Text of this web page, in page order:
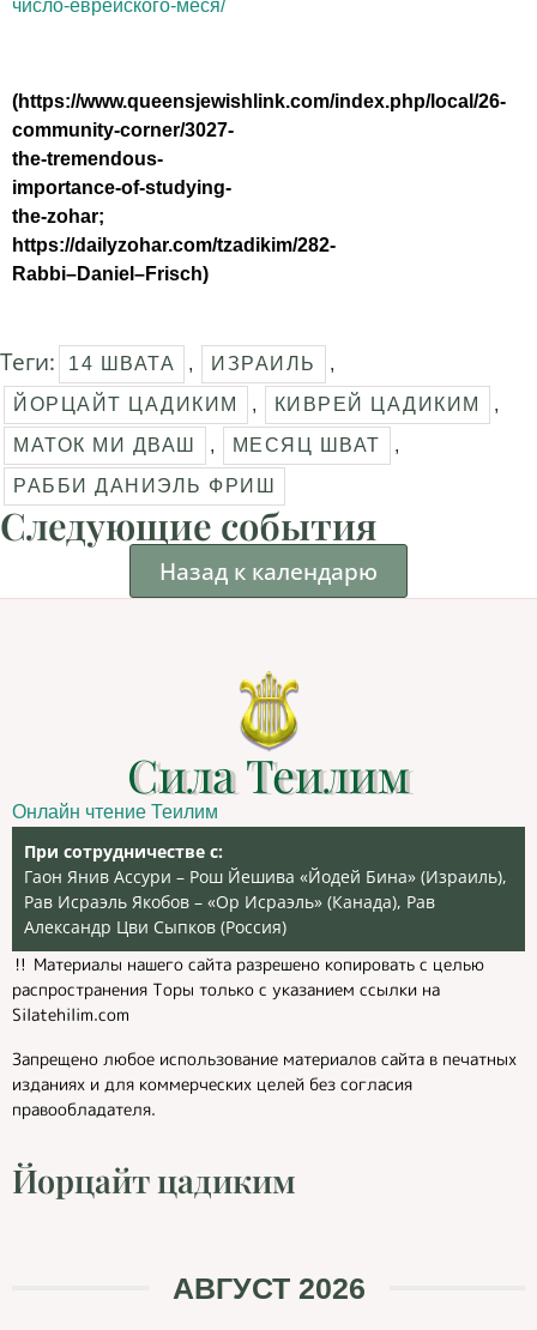
число-еврейского-меся/
(https://www.queensjewishlink.com/index.php/local/26-
community-corner/3027-
the-tremendous-
importance-of-studying-
the-zohar;
https://dailyzohar.com/tzadikim/282-
Rabbi–Daniel–Frisch)
Теги: 14 ШВАТА , ИЗРАИЛЬ
,
ЙОРЦАЙТ ЦАДИКИМ
, КИВРЕЙ ЦАДИКИМ
,
МАТОК МИ ДВАШ
, МЕСЯЦ ШВАТ
,
РАББИ ДАНИЭЛЬ ФРИШ
Следующие события
Назад к календарю
Сила Теилим
Онлайн чтение Теилим
При сотрудничестве с:
Гаон Янив Ассури – Рош Йешива «Йодей Бина» (Израиль),
Рав Исраэль Якобов – «Ор Исраэль» (Канада), Рав
Александр Цви Сыпков (Россия)
‼️ Материалы нашего сайта разрешено копировать с целью
распространения Торы только с указанием ссылки на
Silatehilim.com
Запрещено любое использование материалов сайта в печатных
изданиях и для коммерческих целей без согласия
правообладателя.
Йорцайт цадиким
АВГУСТ 2026